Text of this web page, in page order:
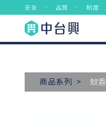
安全 ． 品質 ． 制度
商品系列 > 蚊香